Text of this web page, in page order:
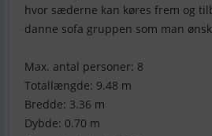
hvor sæderne kan køres frem og
danne sofa gruppen som man
Max. antal personer: 8
Totallængde: 9.48 m
Bredde: 3.36 m
Dybde: 0.70 m